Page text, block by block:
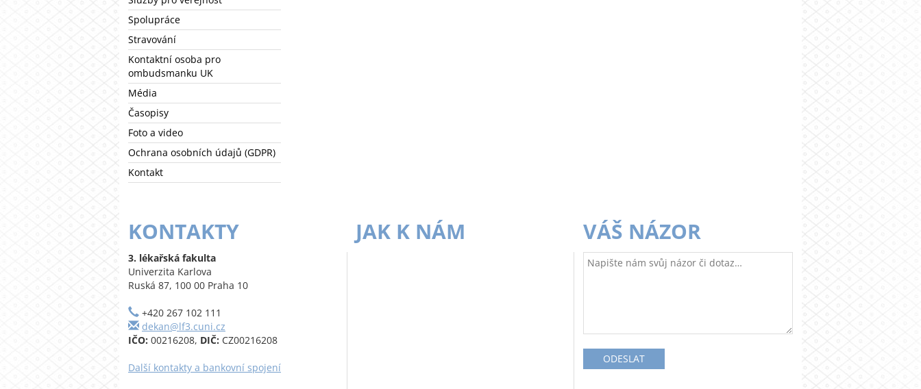
Spolupráce
Stravování
Kontaktní osoba pro
ombudsmanku UK
Média
Časopisy
Foto a video
Ochrana osobních údajů (GDPR)
Kontakt
KONTAKTY
3. lékařská fakulta
Univerzita Karlova
Ruská 87, 100 00 Praha 10
+420 267 102 111
dekan@lf3.cuni.cz
IČO: 00216208, DIČ: CZ00216208
Další kontakty a bankovní spojení
JAK K NÁM VÁŠ NÁZOR